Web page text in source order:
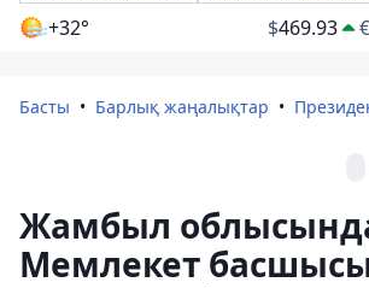
+32° $469.93 €
Басты Барлық жаңалықтар
Жамбыл
Мемлекет